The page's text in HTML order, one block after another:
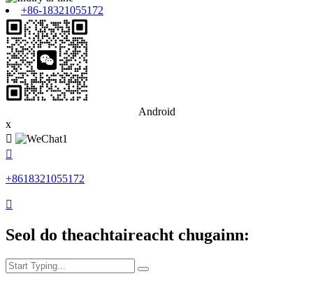
+86-18321055172
Android
x


+8618321055172

Seol do theachtaireacht chugainn: